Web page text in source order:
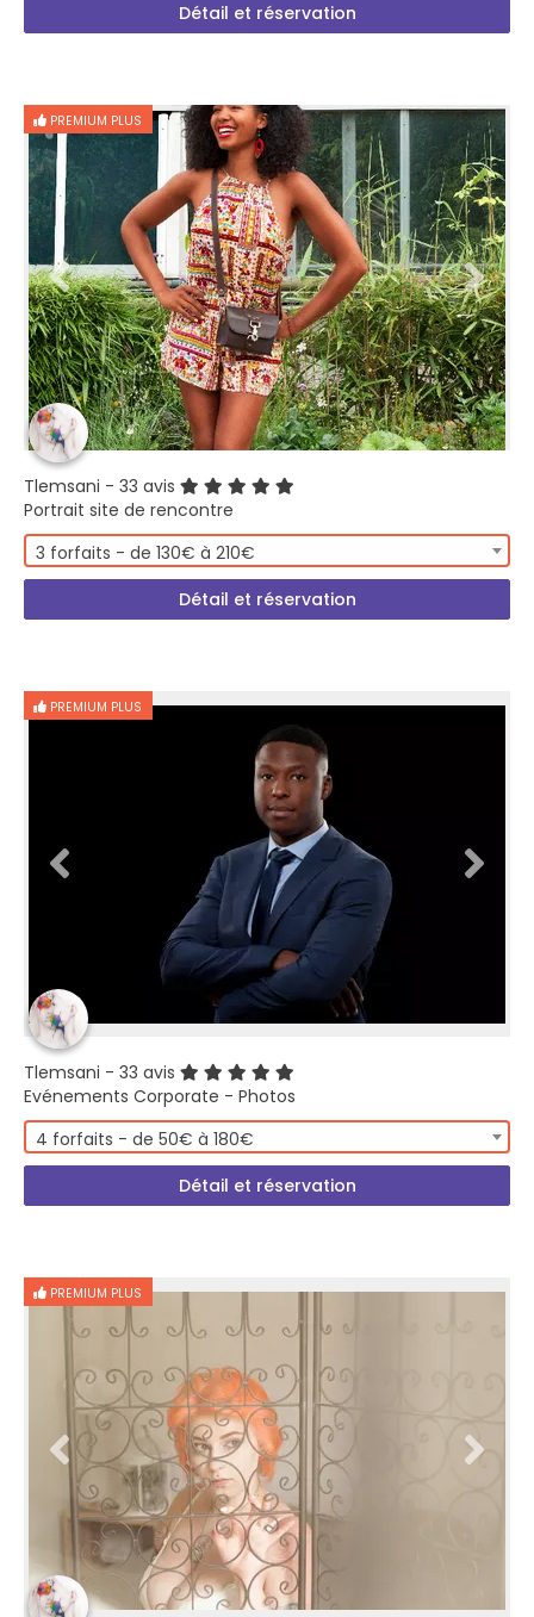
Détail et réservation
PREMIUM PLUS
Tlemsani - 33 avis
Portrait site de rencontre
3 forfaits - de 130€ à 210€
Détail et réservation
PREMIUM PLUS
Tlemsani - 33 avis
Evénements Corporate - Photos
4 forfaits - de 50€ à 180€
Détail et réservation
PREMIUM PLUS